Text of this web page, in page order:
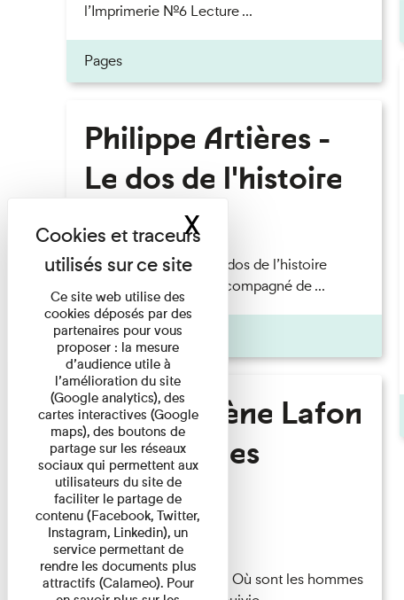
l’Imprimerie n°6 Lecture ...
Pages
Philippe Artières -
Le dos de l'histoire
Lecture
Philippe Artières — Le dos de l’histoire
Lecture par l’auteur accompagné de ...
Pages
Marie-Hélène Lafon
- Où sont les
hommes ?
Lecture
Marie-Hélène Lafon — Où sont les hommes
Ce site web utilise des
cookies déposés par des
partenaires pour vous
proposer : la mesure
d’audience utile à
l’amélioration du site
(Google analytics), des
cartes interactives (Google
maps), des boutons de
partage sur les réseaux
sociaux qui permettent aux
utilisateurs du site de
faciliter le partage de
contenu (Facebook, Twitter,
Instagram, Linkedin), un
service permettant de
rendre les documents plus
attractifs (Calameo). Pour
XMasquer le